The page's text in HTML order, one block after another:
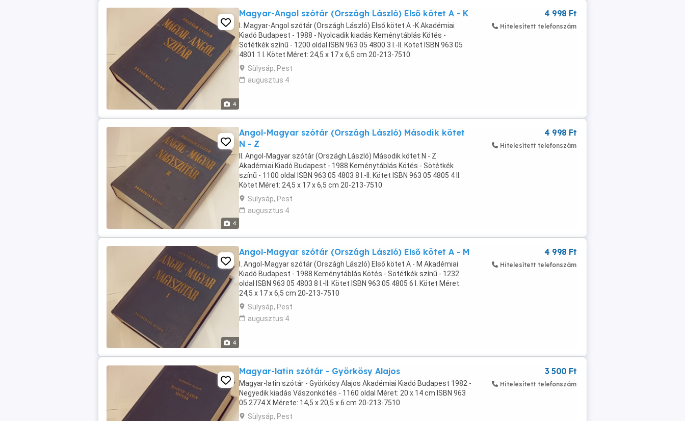
4
Magyar-Angol szótár (Országh László) Első kötet A - K
I. Magyar-Angol szótár (Országh László) Első kötet A -K Akadémiai
Kiadó Budapest - 1988 - Nyolcadik kiadás Keménytáblás Kötés -
Sötétkék színű - 1200 oldal ISBN 963 05 4800 3 I.-II. Kötet ISBN 963 05
4801 1 I. Kötet Méret: 24,5 x 17 x 6,5 cm 20-213-7510
Sülysáp, Pest
augusztus 4
4 998 Ft
Hitelesített telefonszám
4
Angol-Magyar szótár (Országh László) Második kötet
N - Z
II. Angol-Magyar szótár (Országh László) Második kötet N - Z
Akadémiai Kiadó Budapest - 1988 Keménytáblás Kötés - Sötétkék
színű - 1100 oldal ISBN 963 05 4803 8 I.-II. Kötet ISBN 963 05 4805 4 II.
Kötet Méret: 24,5 x 17 x 6,5 cm 20-213-7510
Sülysáp, Pest
augusztus 4
4 998 Ft
Hitelesített telefonszám
4
Angol-Magyar szótár (Országh László) Első kötet A - M
I. Angol-Magyar szótár (Országh László) Első kötet A - M Akadémiai
Kiadó Budapest - 1988 Keménytáblás Kötés - Sötétkék színű - 1232
oldal ISBN 963 05 4803 8 I.-II. Kötet ISBN 963 05 4805 6 I. Kötet Méret:
24,5 x 17 x 6,5 cm 20-213-7510
Sülysáp, Pest
augusztus 4
4 998 Ft
Hitelesített telefonszám
Magyar-latin szótár - Györkösy Alajos
Magyar-latin szótár - Györkösy Alajos Akadémiai Kiadó Budapest 1982 -
Negyedik kiadás Vászonkötés - 1160 oldal Méret: 20 x 14 cm ISBN 963
05 2774 X Mérete: 14,5 x 20,5 x 6 cm 20-213-7510
Sülysáp, Pest
3 500 Ft
Hitelesített telefonszám